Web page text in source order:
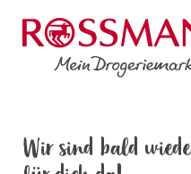
Wir sind bald